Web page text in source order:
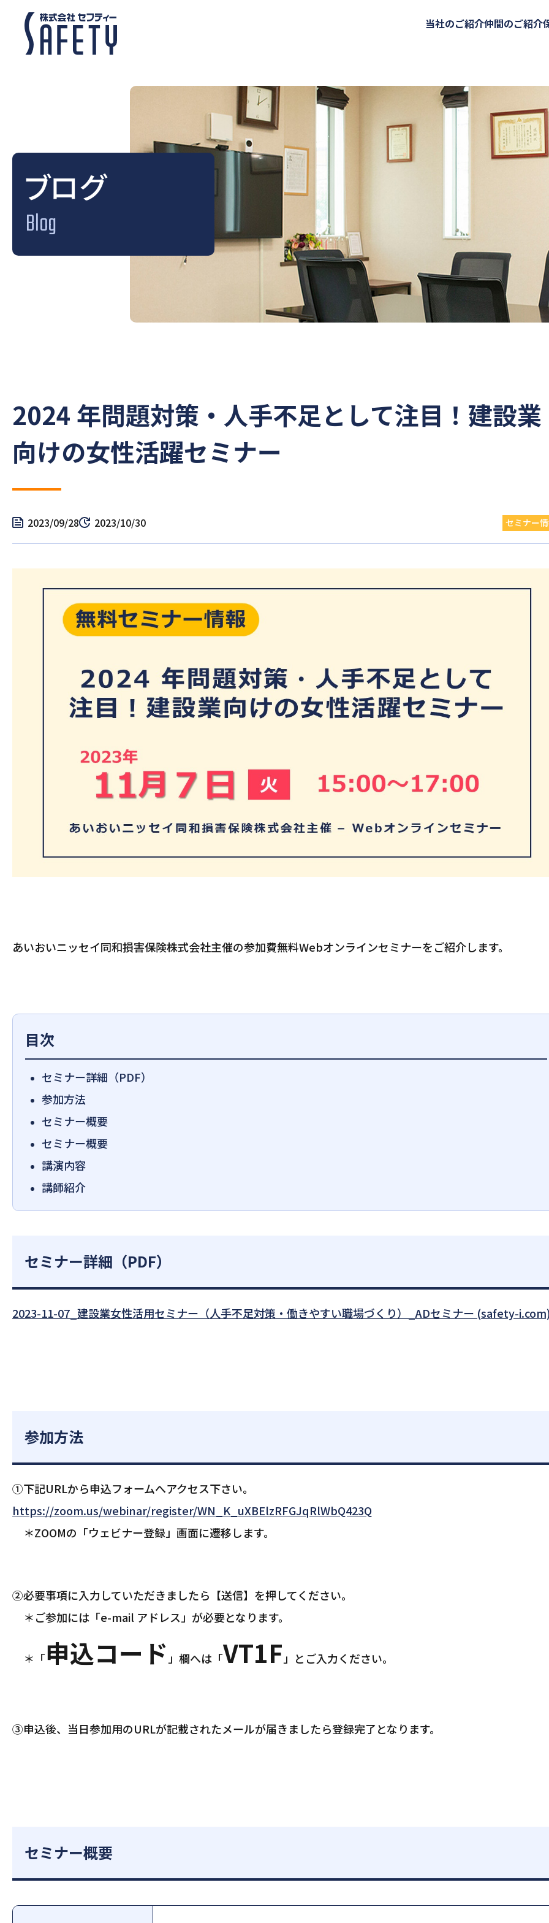
当社のご紹介仲間のご紹介
ブログ
Blog
2024 年問題対策・人手不足として注目！建設業
向けの女性活躍セミナー
2023/09/28 2023/10/30 セミナー
あいおいニッセイ同和損害保険株式会社主催の参加費無料Webオンラインセミナーをご紹介します。
目次
セミナー詳細（PDF）
参加方法
セミナー概要
セミナー概要
講演内容
講師紹介
セミナー詳細（PDF）
2023-11-07_建設業女性活用セミナー（人手不足対策・働きやすい職場づくり）_ADセミナー (safety-
参加方法
①下記URLから申込フォームへアクセス下さい。
https://zoom.us/webinar/register/WN_K_uXBElzRFGJqRlWbQ423Q
＊ZOOMの「ウェビナー登録」画面に遷移します。
②必要事項に入力していただきましたら【送信】を押してください。
＊ご参加には「e-mail アドレス」が必要となります。
＊「申込コード 」欄へは「VT1F 」とご入力ください。
③申込後、当日参加用のURLが記載されたメールが届きましたら登録完了となります。
セミナー概要